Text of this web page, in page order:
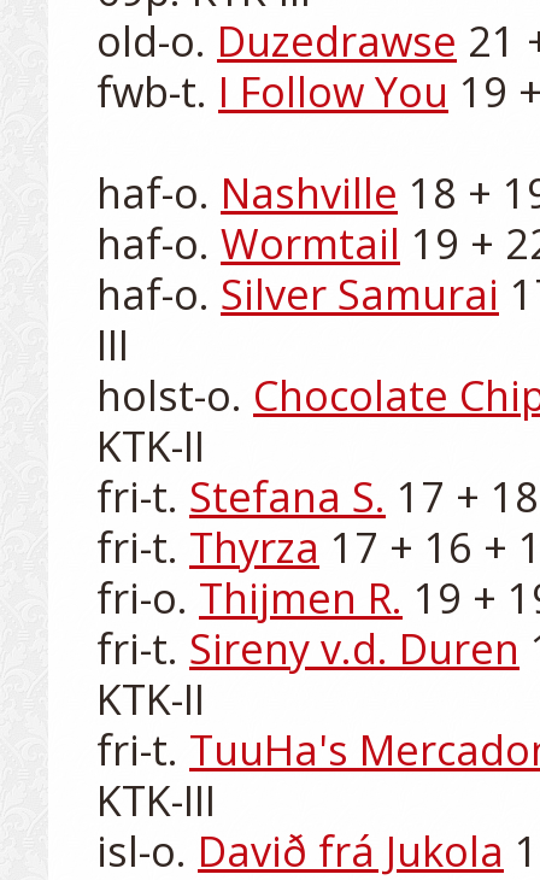
old-o. Duzedrawse 21
fwb-t. I Follow You 19
haf-o. Nashville 18 +
haf-o. Wormtail 19 +
haf-o. Silver Samurai
III
holst-o. Chocolate
KTK-II
fri-t. Stefana S. 17 +
fri-t. Thyrza 17 + 16 +
fri-o. Thijmen R. 19 +
fri-t. Sireny v.d. Duren
KTK-II
fri-t. TuuHa's
KTK-III
isl-o. Davið frá Jukola